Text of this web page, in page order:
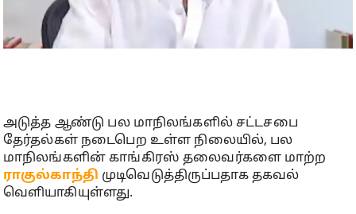
அடுத்த ஆண்டு பல மாநிலங்களில் சட்டசபை
தேர்தல்கள் நடைபெற உள்ள நிலையில், பல
மாநிலங்களின் காங்கிரஸ் தலைவர்களை மாற்ற
ராகுல்காந்தி முடிவெடுத்திருப்பதாக தகவல்
வெளியாகியுள்ளது.